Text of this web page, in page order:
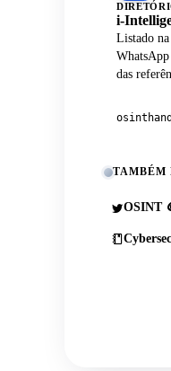
i-
Listado
das
TAMBÉM
OSINT